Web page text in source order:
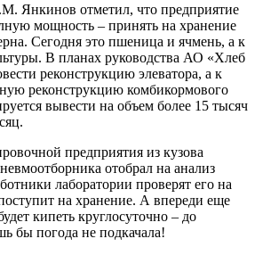
Янкинов отметил, что предприятие
мощность – принять на хранение
Сегодня это пшеница и ячмень, а к
В планах руководства АО «Хлеб
реконструкцию элеватора, а к
реконструкцию комбикормового
вывести на объем более 15 тысяч
предприятия из кузова
отобрал на анализ
лаборатории проверят его на
на хранение. А впереди еще
кипеть круглосуточно – до
бы погода не подкачала!